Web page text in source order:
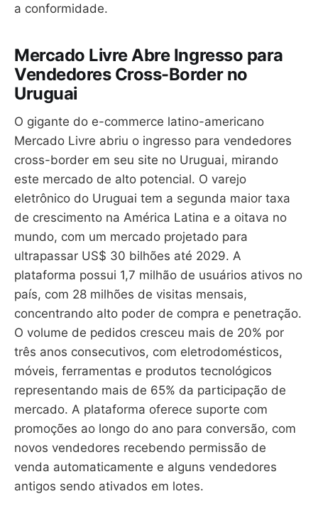
a conformidade.
Mercado Livre Abre Ingresso para
Vendedores Cross-Border no
Uruguai
O gigante do e-commerce latino-americano
Mercado Livre abriu o ingresso para vendedores
cross-border em seu site no Uruguai, mirando
este mercado de alto potencial. O varejo
eletrônico do Uruguai tem a segunda maior taxa
de crescimento na América Latina e a oitava no
mundo, com um mercado projetado para
ultrapassar US$ 30 bilhões até 2029. A
plataforma possui 1,7 milhão de usuários ativos no
país, com 28 milhões de visitas mensais,
concentrando alto poder de compra e penetração.
O volume de pedidos cresceu mais de 20% por
três anos consecutivos, com eletrodomésticos,
móveis, ferramentas e produtos tecnológicos
representando mais de 65% da participação de
mercado. A plataforma oferece suporte com
promoções ao longo do ano para conversão, com
novos vendedores recebendo permissão de
venda automaticamente e alguns vendedores
antigos sendo ativados em lotes.